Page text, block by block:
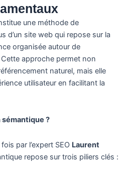
une méthode de
d’un site web qui repose sur la
organisée autour de
approche permet non
naturel, mais elle
utilisateur en facilitant la
sémantique ?
par l’expert SEO Laurent
repose sur trois piliers clés :